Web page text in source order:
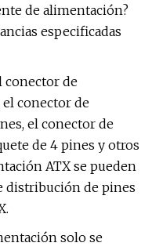
de alimentación?
especificadas
conector de
el conector de
el conector de
de 4 pines y otros
ATX se pueden
distribución de pines
solo se